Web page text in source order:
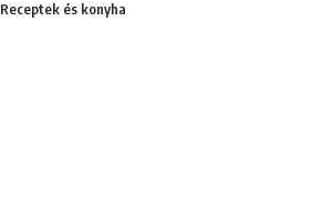
Receptek és konyha